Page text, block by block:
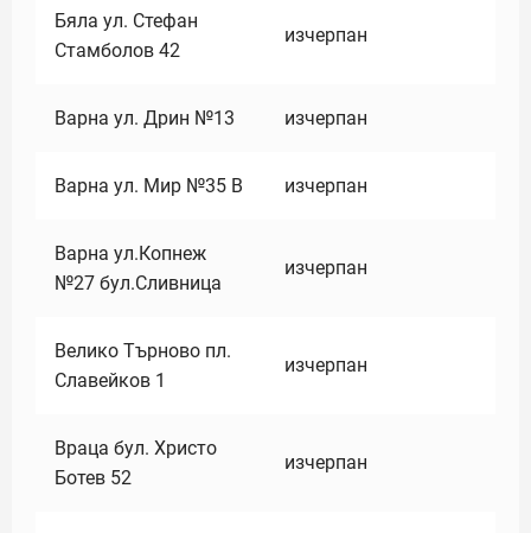
Бяла ул. Стефан
Стамболов 42
изчерпан
Варна ул. Дрин №13 изчерпан
Варна ул. Мир №35 В изчерпан
Варна ул.Копнеж
№27 бул.Сливница
изчерпан
Велико Търново пл.
Славейков 1
изчерпан
Враца бул. Христо
Ботев 52
изчерпан